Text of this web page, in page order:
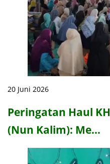
20 Juni 2026
Peringatan Haul
(Nun Kalim): Me…